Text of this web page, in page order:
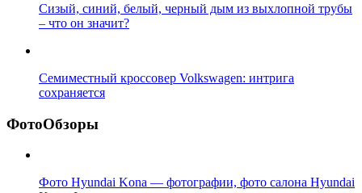
Сизый, синий, белый, черный дым из выхлопной трубы
– что он значит?
Семиместный кроссовер Volkswagen: интрига
сохраняется
ФотоОбзоры
Фото Hyundai Kona — фотографии, фото салона Hyundai